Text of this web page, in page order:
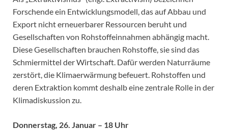
Forschende ein Entwicklungsmodell, das auf Abbau und
Export nicht erneuerbarer Ressourcen beruht und
Gesellschaften von Rohstoffeinnahmen abhängig macht.
Diese Gesellschaften brauchen Rohstoffe, sie sind das
Schmiermittel der Wirtschaft. Dafür werden Naturräume
zerstört, die Klimaerwärmung befeuert. Rohstoffen und
deren Extraktion kommt deshalb eine zentrale Rolle in der
Klimadiskussion zu.
Donnerstag, 26. Januar – 18 Uhr